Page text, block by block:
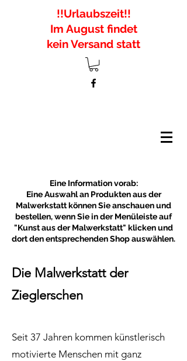
!!Urlaubszeit!!
Im August findet
kein Versand statt
Eine Information vorab:
Eine Auswahl an Produkten aus der
Malwerkstatt können Sie anschauen und
bestellen, wenn Sie in der Menüleiste auf
"Kunst aus der Malwerkstatt" klicken und
dort den entsprechenden Shop auswählen.
Die Malwerkstatt der
Zieglerschen
Seit 37 Jahren kommen künstlerisch
motivierte Menschen mit ganz